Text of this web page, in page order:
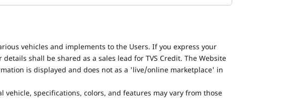
vehicles and implements to the Users. If you express your
shall be shared as a sales lead for TVS Credit. The Website
is displayed and does not as a 'live/online marketplace' in
specifications, colors, and features may vary from those